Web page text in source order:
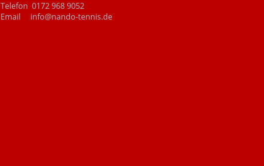
Telefon 0172 968 9052
Email info@nando-tennis.de